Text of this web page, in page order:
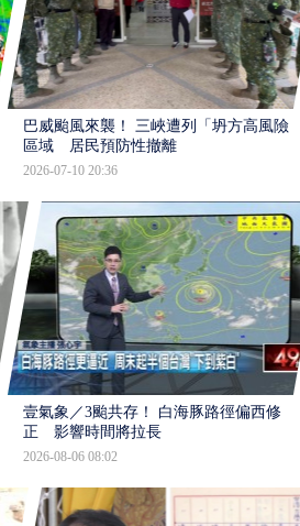
巴威颱風來襲！ 三峽遭列「坍方高風險」
區域 居民預防性撤離
2026-07-10 20:36
壹氣象／3颱共存！ 白海豚路徑偏西修
正 影響時間將拉長
2026-08-06 08:02